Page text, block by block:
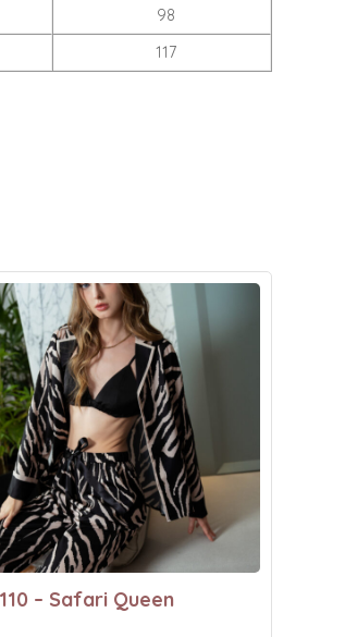
98
117
– Safari Queen